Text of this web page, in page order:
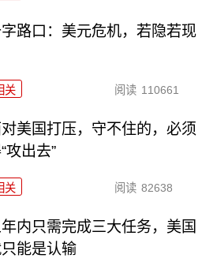
路口：美元危机，若隐若现
关 阅读 110661
对美国打压，守不住的，必须
攻出去”
关 阅读 82638
内只需完成三大任务，美国
能是认输